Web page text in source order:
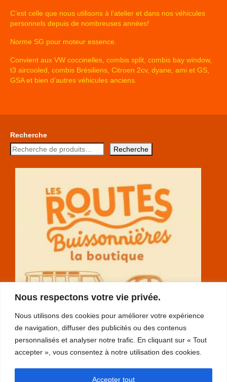
Nous respectons votre vie privée.
Nous utilisons des cookies pour améliorer votre expérience
de navigation, diffuser des publicités ou des contenus
personnalisés et analyser notre trafic. En cliquant sur « Tout
accepter », vous consentez à notre utilisation des cookies.
Accepter tout
C’est celle que nous utilisons à l’atelier et dans nos véhicules
personnels depuis de nombreuses années!
Norme SG pour moteur essence.
Convient aux VW coccinelles, combis split, combis bay window,
t3 aircooled, combis Brésiliens, Citroen 2cv, dyane, ami et GS,
GSA et bien d’autres véhicules anciens.
Recherche
Recherche
RGPD